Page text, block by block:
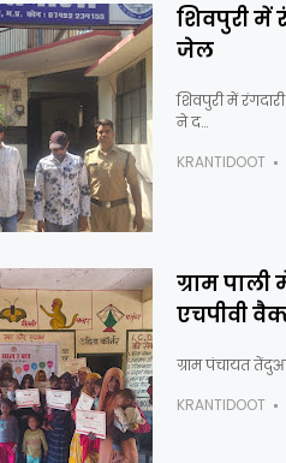
शिवपुरी में
जेल
शिवपुरी में
ने द…
KRANTIDOOT
ग्राम
एचपीवी
ग्राम पंचायत
KRANTIDOOT